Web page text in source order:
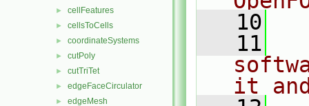
► cellFeatures
► cellsToCells
► coordinateSystems
► cutPoly
► cutTriTet
► edgeFaceCirculator
► edgeMesh
   10
   11
it